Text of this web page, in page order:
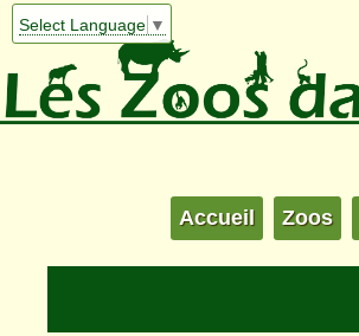
Select Language ▼
Accueil Zoos